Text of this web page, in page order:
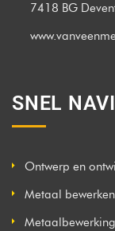
7418 BG
SNEL
Ontwerp en
Metaal bewerken